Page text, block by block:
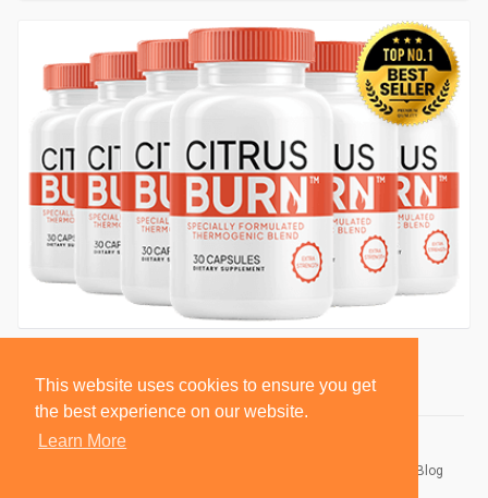
This website uses cookies to ensure you get
the best experience on our website.
Learn More
Blog